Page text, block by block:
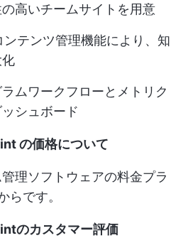
高いチームサイトを用意
テンツ管理機能により、知
ムワークフローとメトリク
シュボード
の価格について
理ソフトウェアの料金プラ
らです。
のカスタマー評価